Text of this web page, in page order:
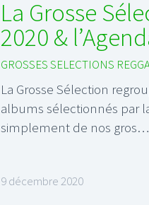
La Grosse
2020 &
GROSSES SELECTIONS
La Grosse Sélection
albums sélectionnés par
simplement de nos gros…
9 décembre 2020